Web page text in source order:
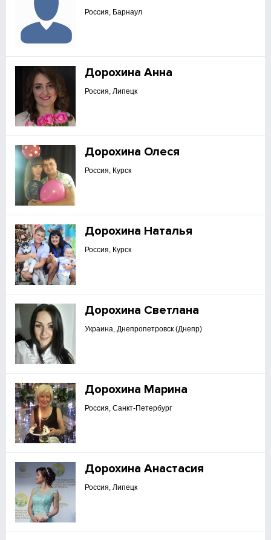
Россия, Барнаул
Дорохина Анна
Россия, Липецк
Дорохина Олеся
Россия, Курск
Дорохина Наталья
Россия, Курск
Дорохина Светлана
Украина, Днепропетровск (Днепр)
Дорохина Марина
Россия, Санкт-Петербург
Дорохина Анастасия
Россия, Липецк